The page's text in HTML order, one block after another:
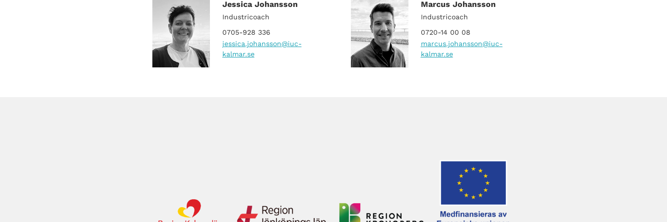
Jessica Johansson
Industricoach
0705-928 336
jessica.johansson@iuc-
kalmar.se
Marcus Johansson
Industricoach
0720-14 00 08
marcus.johansson@iuc-
kalmar.se